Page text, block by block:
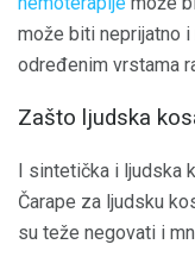
može biti neprijatno
određenim vrstama
Zašto ljudska
I sintetička i ljudska
Čarape za ljudsku
su teže negovati i